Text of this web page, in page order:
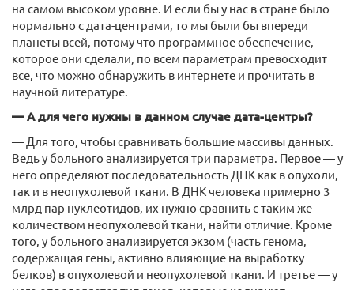
на самом высоком уровне. И если бы у нас в стране было
нормально с дата-центрами, то мы были бы впереди
планеты всей, потому что программное обеспечение,
которое они сделали, по всем параметрам превосходит
все, что можно обнаружить в интернете и прочитать в
научной литературе.
— А для чего нужны в данном случае дата-центры?
— Для того, чтобы сравнивать большие массивы данных.
Ведь у больного анализируется три параметра. Первое — у
него определяют последовательность ДНК как в опухоли,
так и в неопухолевой ткани. В ДНК человека примерно 3
млрд пар нуклеотидов, их нужно сравнить с таким же
количеством неопухолевой ткани, найти отличие. Кроме
того, у больного анализируется экзом (часть генома,
содержащая гены, активно влияющие на выработку
белков) в опухолевой и неопухолевой ткани. И третье — у